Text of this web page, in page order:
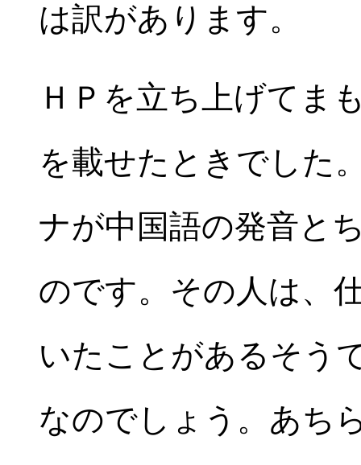
は訳があります。
ＨＰを立ち上げてま
を載せたときでした
ナが中国語の発音と
のです。その人は、
いたことがあるそう
なのでしょう。あち